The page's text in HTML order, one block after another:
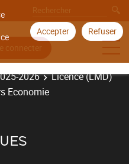
Accepter Refuser
connecter
2026
Licence (LMD)
Economie